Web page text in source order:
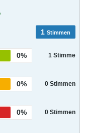
1 Stimmen
0% 1 Stimme
0% 0 Stimmen
0% 0 Stimmen